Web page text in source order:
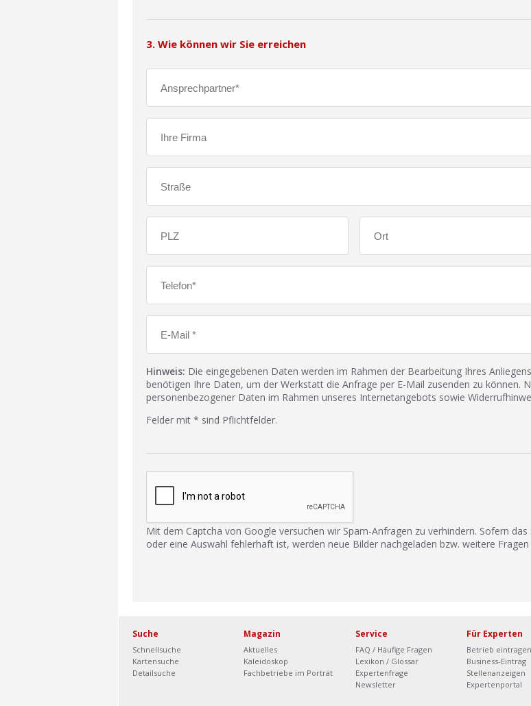
3. Wie können wir Sie erreichen
Hinweis: Die eingegebenen Daten werden im Rahmen der Bearbeitung Ihres
benötigen Ihre Daten, um der Werkstatt die Anfrage per E-Mail zusenden zu können.
personenbezogener Daten im Rahmen unseres Internetangebots sowie
Felder mit * sind Pflichtfelder.
Mit dem Captcha von Google versuchen wir Spam-Anfragen zu verhindern. Sofern
oder eine Auswahl fehlerhaft ist, werden neue Bilder nachgeladen bzw. weitere
Suche
Schnellsuche
Kartensuche
Detailsuche
Magazin
Aktuelles
Kaleidoskop
Fachbetriebe im Porträt
Service
FAQ / Häufige Fragen
Lexikon / Glossar
Expertenfrage
Newsletter
Für Experten
Betrieb eintragen
Business-Eintrag
Stellenanzeigen
Expertenportal